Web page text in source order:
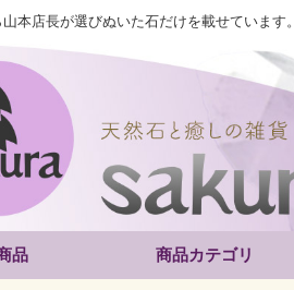
本店長が選びぬいた石だけを載せています。
品 商品カテゴリ